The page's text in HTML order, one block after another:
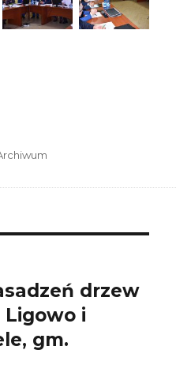
drzew
i
gm.